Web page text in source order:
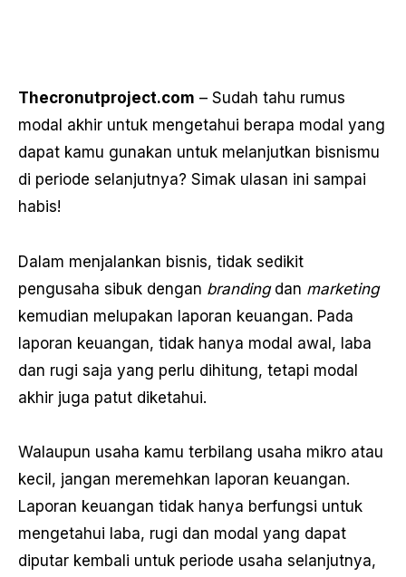
Thecronutproject.com – Sudah tahu rumus
modal akhir untuk mengetahui berapa modal yang
dapat kamu gunakan untuk melanjutkan bisnismu
di periode selanjutnya? Simak ulasan ini sampai
habis!
Dalam menjalankan bisnis, tidak sedikit
pengusaha sibuk dengan brandingdan marketing
kemudian melupakan laporan keuangan. Pada
laporan keuangan, tidak hanya modal awal, laba
dan rugi saja yang perlu dihitung, tetapi modal
akhir juga patut diketahui.
Walaupun usaha kamu terbilang usaha mikro atau
kecil, jangan meremehkan laporan keuangan.
Laporan keuangan tidak hanya berfungsi untuk
mengetahui laba, rugi dan modal yang dapat
diputar kembali untuk periode usaha selanjutnya,